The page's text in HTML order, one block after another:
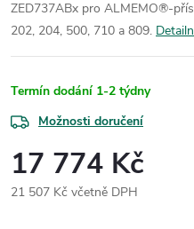
ZED737ABx pro ALMEMO®-
202, 204, 500, 710 a 809.
Termín dodání 1-2 týdny
Možnosti doručení
17 774 Kč
21 507 Kč včetně DPH